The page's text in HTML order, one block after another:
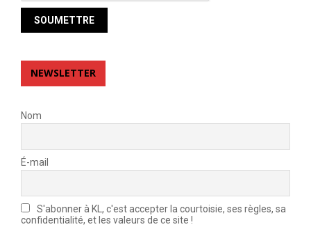
NEWSLETTER
Nom
É-mail
S'abonner à KL, c'est accepter la courtoisie, ses règles, sa
confidentialité, et les valeurs de ce site !